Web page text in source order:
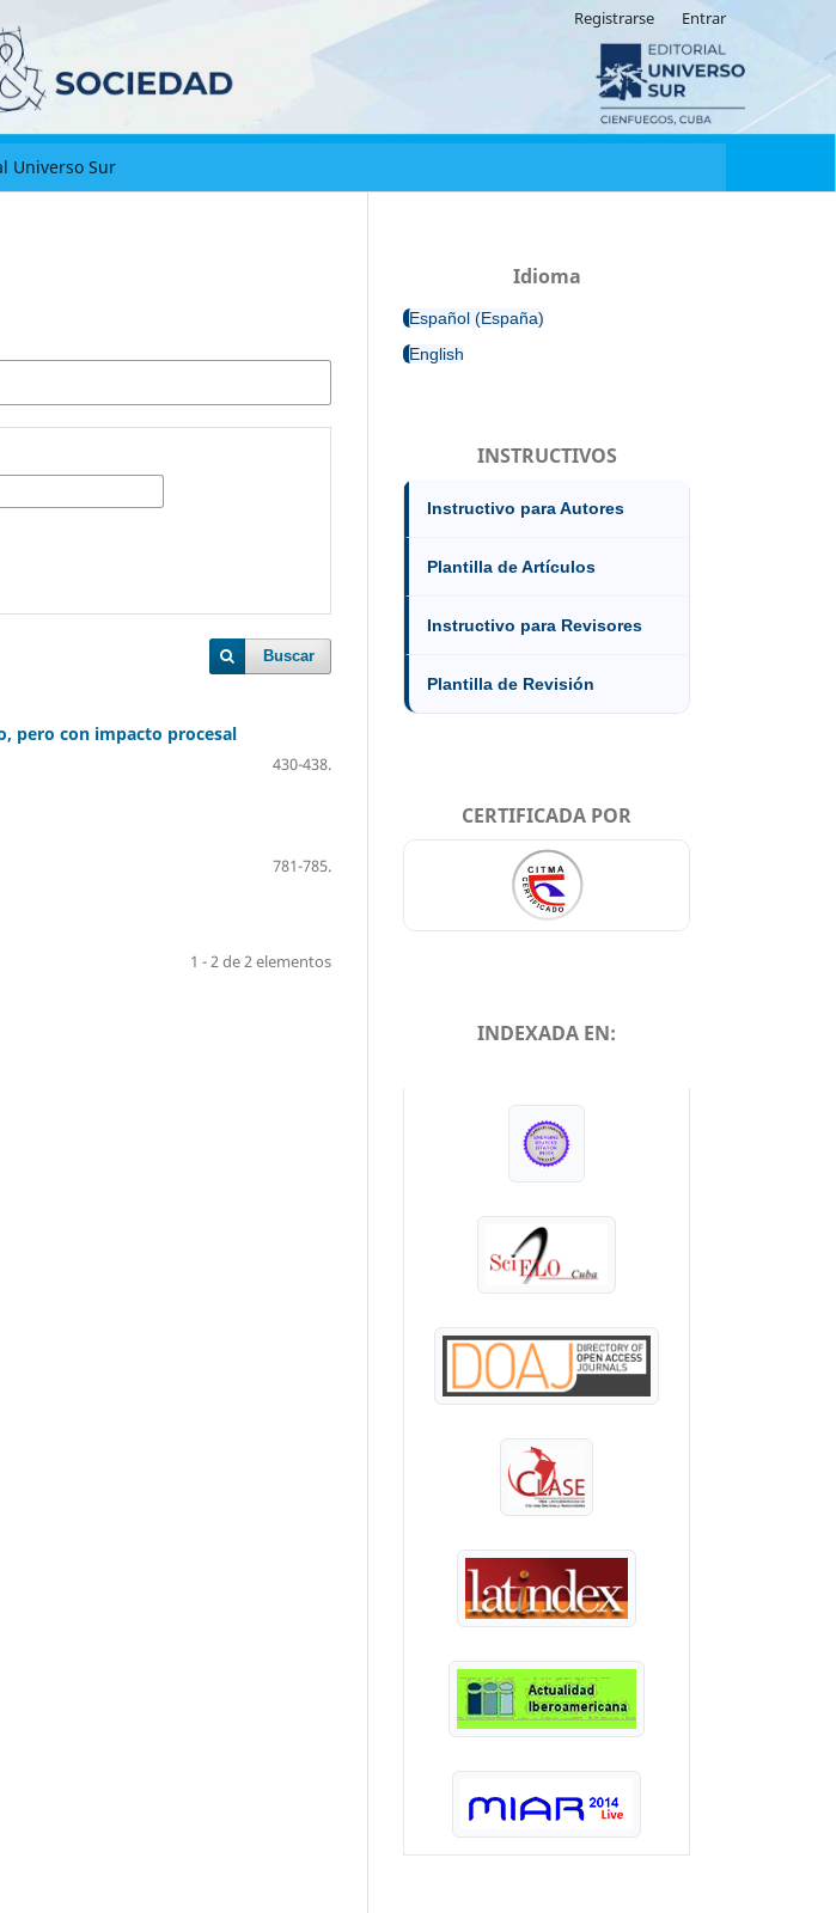
Universo Sur
Registrarse Entrar
Buscar
pero con impacto procesal
430-438.
781-785.
1 - 2 de 2 elementos
Idioma
Español (España)
English
INSTRUCTIVOS
Instructivo para Autores
Plantilla de Artículos
Instructivo para Revisores
Plantilla de Revisión
CERTIFICADA POR
INDEXADA EN: